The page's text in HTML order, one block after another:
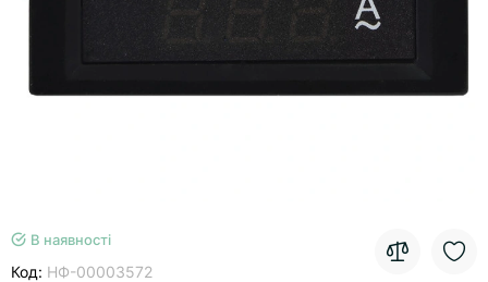
В наявності
Код: НФ-00003572